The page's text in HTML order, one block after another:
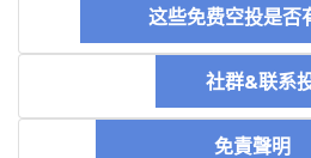
这些免费空投是
社群&联系
免責